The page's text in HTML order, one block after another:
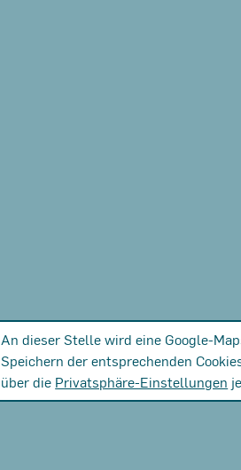
An dieser Stelle wird eine Google-
Speichern der entsprechenden
über die Privatsphäre-Einstellungen